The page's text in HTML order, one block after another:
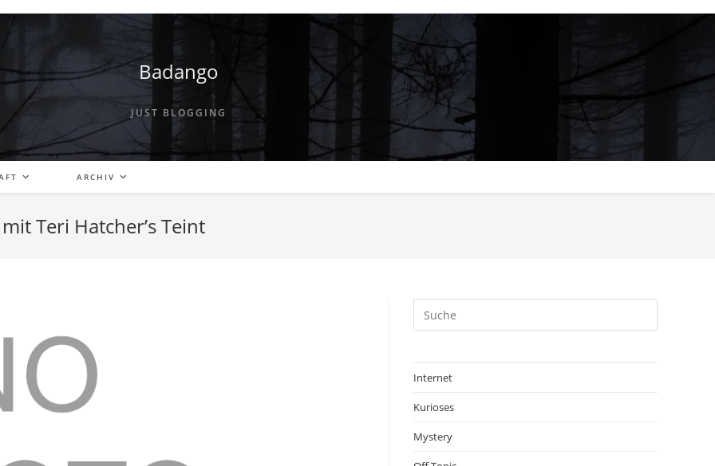
Badango
JUST BLOGGING
ARCHIV
Teri Hatcher’s Teint
Internet
Kurioses
Mystery